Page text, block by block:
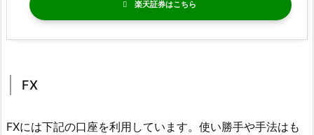
楽天証券
FX
FXには下記の口座を利用しています。使い勝手や手法はも